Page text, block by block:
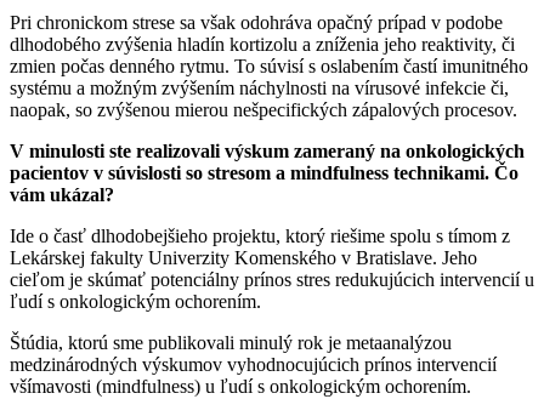
Pri chronickom strese sa však odohráva opačný prípad v podobe
dlhodobého zvýšenia hladín kortizolu a zníženia jeho reaktivity, či
zmien počas denného rytmu. To súvisí s oslabením častí imunitného
systému a možným zvýšením náchylnosti na vírusové infekcie či,
naopak, so zvýšenou mierou nešpecifických zápalových procesov.
V minulosti ste realizovali výskum zameraný na onkologických
pacientov v súvislosti so stresom a mindfulness technikami. Čo
vám ukázal?
Ide o časť dlhodobejšieho projektu, ktorý riešime spolu s tímom z
Lekárskej fakulty Univerzity Komenského v Bratislave. Jeho
cieľom je skúmať potenciálny prínos stres redukujúcich intervencií u
ľudí s onkologickým ochorením.
Štúdia, ktorú sme publikovali minulý rok je metaanalýzou
medzinárodných výskumov vyhodnocujúcich prínos intervencií
všímavosti (mindfulness) u ľudí s onkologickým ochorením.